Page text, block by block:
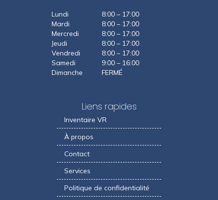
Liens rapides
Inventaire VR
À propos
Contact
Services
Politique de confidentialité
Lundi
8:00 – 17:00
Mardi
8:00 – 17:00
Mercredi
8:00 – 17:00
Jeudi
8:00 – 17:00
Vendredi
8:00 – 17:00
Samedi
9:00 – 16:00
Dimanche
FERMÉ